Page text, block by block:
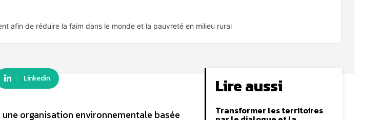
afin de réduire la faim dans le monde et la pauvreté en milieu rural
Linkedin
organisation environnementale basée
Lire aussi
Transformer les territoires